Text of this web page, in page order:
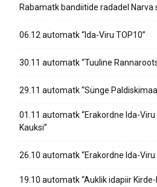
Rabamatk bandiitide radadel Narva
06.12 automatk “Ida-Viru TOP10”
30.11 automatk “Tuuline
29.11 automatk “Sünge
01.11 automatk “Erakordne Ida-
Kauksi”
26.10 automatk “Erakordne Ida-Viru
19.10 automatk “Auklik idapiir Kirde-